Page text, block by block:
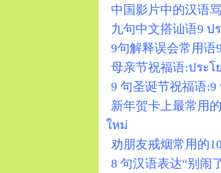
中国影片中的汉语
九句中文搭讪语9
9句解释误会常用
母亲节祝福语:ประ
9 句圣诞节祝福语
新年贺卡上最常用
ใหม่
劝朋友戒烟常用的
8 句汉语表达“别闹